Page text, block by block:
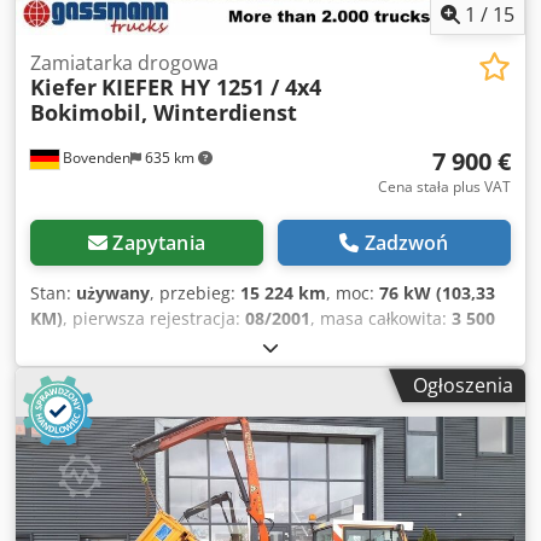
1 / 15
Bovenden 635 km
Zamiatarka drogowa
Kiefer KIEFER HY 1251 / 4x4
Bokimobil, Winterdienst
7 900 €
Cena stała plus VAT
Zapytania Zadzwoń
Stan: używany, przebieg: 15 224 km, moc: 76 kW (103,33
KM), pierwsza rejestracja: 08/2001, masa całkowita: 3 500
, kolor:
konfiguracja osi:4x4, maksymalna waga ładunku:1 550 kg,
masa własna:
205/75 R 16C, kabin
kierowcy:kabina dzienna, typ przekładni:inny, klasa
emisji:euro2, zawieszenie:stal, całkowita długość: 1 360
mm, całkowita szerokość:2 200 mm , liczba miejsc:2,
Wyposażenie:ABS, blokada mechanizmu różnicowego,
kabina, napęd na wszystkie koła, niski poziom hałasu,
Ogłoszenia